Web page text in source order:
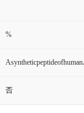
%
否